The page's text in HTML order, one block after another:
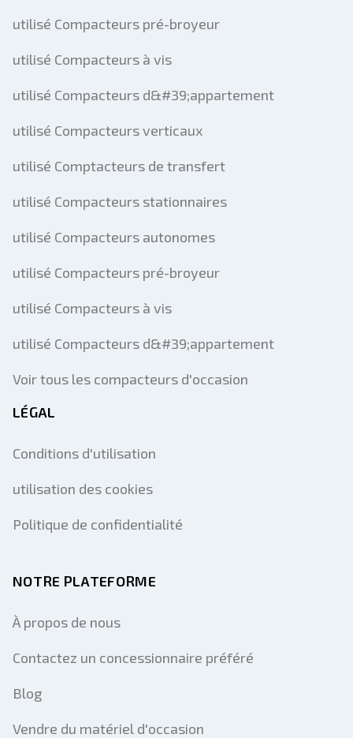
utilisé Compacteurs pré-broyeur
utilisé Compacteurs à vis
utilisé Compacteurs d&#39;appartement
utilisé Compacteurs verticaux
utilisé Comptacteurs de transfert
utilisé Compacteurs stationnaires
utilisé Compacteurs autonomes
utilisé Compacteurs pré-broyeur
utilisé Compacteurs à vis
utilisé Compacteurs d&#39;appartement
Voir tous les compacteurs d'occasion
LÉGAL
Conditions d'utilisation
utilisation des cookies
Politique de confidentialité
NOTRE PLATEFORME
À propos de nous
Contactez un concessionnaire préféré
Blog
Vendre du matériel d'occasion